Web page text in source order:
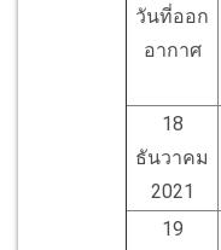
วันที่ออก
อากาศ
18
ธันวาคม
2021
19